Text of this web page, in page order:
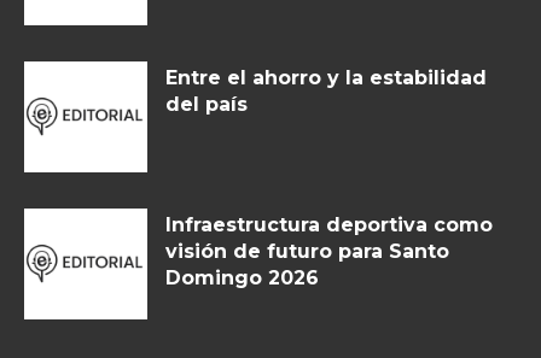
Entre el ahorro y la estabilidad
del país
Infraestructura deportiva como
visión de futuro para Santo
Domingo 2026